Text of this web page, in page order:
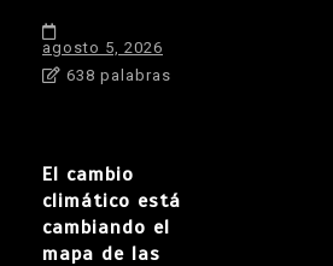
agosto 5, 2026
638 palabras
El cambio
climático está
cambiando el
mapa de las